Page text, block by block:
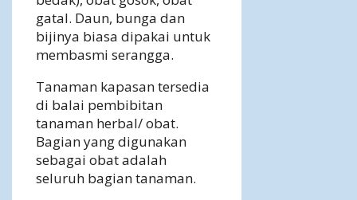
gatal. Daun, bunga dan
bijinya biasa dipakai untuk
membasmi serangga.
Tanaman kapasan tersedia
di balai pembibitan
tanaman herbal/ obat.
Bagian yang digunakan
sebagai obat adalah
seluruh bagian tanaman.